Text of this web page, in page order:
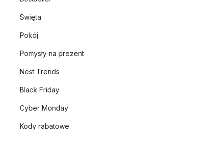
Święta
Pokój
Pomysły na prezent
Nest Trends
Black Friday
Cyber Monday
Kody rabatowe